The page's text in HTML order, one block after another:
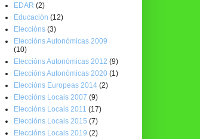
EDAR (2)
Educación (12)
Eleccións (3)
Eleccións Autonómicas 2009
(10)
Eleccións Autonómicas 2012 (9)
Eleccións Autonómicas 2020 (1)
Eleccións Europeas 2014 (2)
Eleccións Locais 2007 (9)
Eleccións Locais 2011 (17)
Eleccións Locais 2015 (7)
Eleccións Locais 2019 (2)